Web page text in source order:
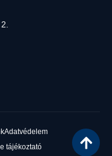
Adatvédelem
tájékoztató